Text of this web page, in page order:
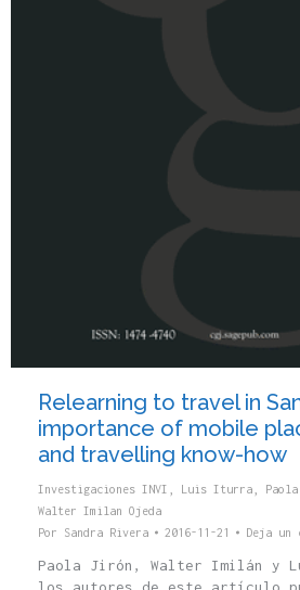
Relearning to travel in
importance of mobile
and travelling know-how
Investigaciones INVI Luis Iturra
Walter Imilan Ojeda
Por Sandra Rivera 2016-11-21 Deja un
Paola Jirón, Walter Imilán y
los autores de este artículo